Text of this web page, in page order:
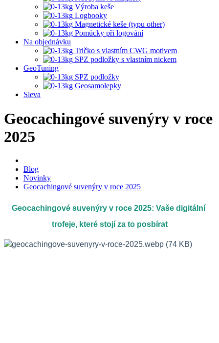
Výroba keše
Logbooky
Magnetické keše (typu other)
Pomůcky při logování
Na objednávku
Tričko s vlastním CWG motivem
SPZ podložky s vlastním nickem
GeoTuning
SPZ podložky
Geosamolepky
Sleva
Geocachingové suvenýry v roce
2025
Blog
Novinky
Geocachingové suvenýry v roce 2025
Geocachingové suvenýry v roce 2025: Vaše digitální
trofeje, které stojí za to posbírat